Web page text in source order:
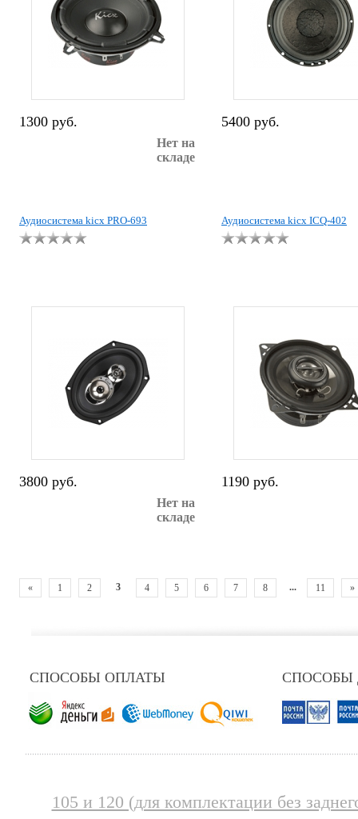
1300 руб.
Нет на
складе
5400 руб.
Аудиосистема kicx PRO-693
3800 руб.
Нет на
складе
Аудиосистема kicx ICQ-402
1190 руб.
« 1 2 3 4 5 6 7 8 ... 11 »
СПОСОБЫ ОПЛАТЫ СПОСОБЫ
105 и 120 (для комплектации без